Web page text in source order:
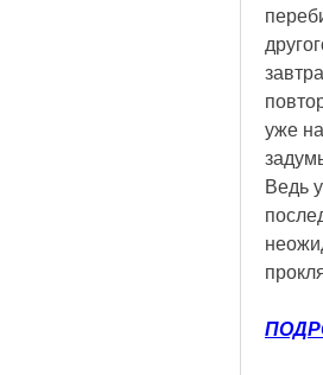
уже
Ведь